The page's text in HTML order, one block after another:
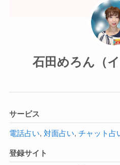
石田めろん（
サービス
電話占い, 対面占い, チャット占
登録サイト